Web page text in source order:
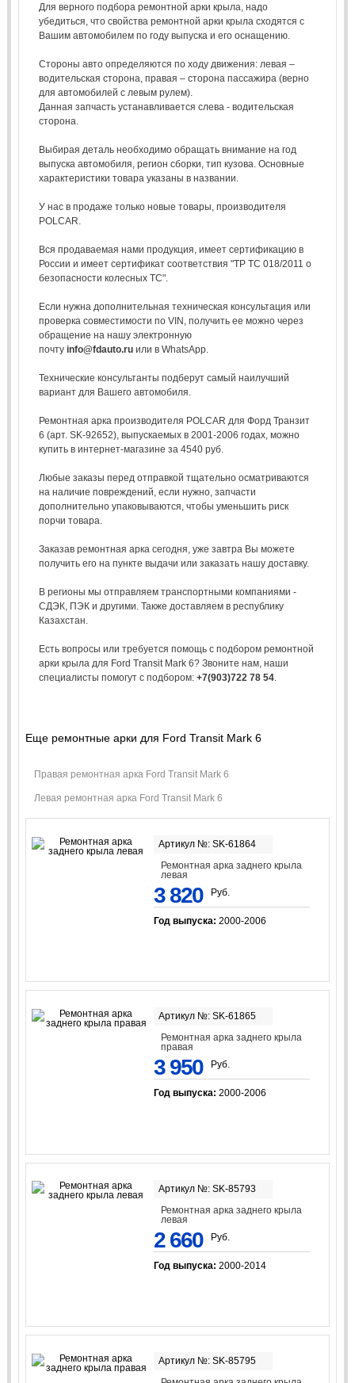
Для верного подбора ремонтной арки крыла, надо
убедиться, что свойства ремонтной арки крыла сходятся с
Вашим автомобилем по году выпуска и его оснащению.
Стороны авто определяются по ходу движения: левая –
водительская сторона, правая – сторона пассажира (верно
для автомобилей с левым рулем).
Данная запчасть устанавливается слева - водительская
сторона.
Выбирая деталь необходимо обращать внимание на год
выпуска автомобиля, регион сборки, тип кузова. Основные
характеристики товара указаны в названии.
У нас в продаже только новые товары, производителя
POLCAR.
Вся продаваемая нами продукция, имеет сертификацию в
России и имеет сертификат соответствия "ТР ТС 018/2011 о
безопасности колесных ТС".
Если нужна дополнительная техническая консультация или
проверка совместимости по VIN, получить ее можно через
обращение на нашу электронную
почту info@fdauto.ruили в WhatsApp.
Технические консультанты подберут самый наилучший
вариант для Вашего автомобиля.
Ремонтная арка производителя POLCAR для Форд Транзит
6 (арт. SK-92652), выпускаемых в 2001-2006 годах, можно
купить в интернет-магазине за 4540 руб.
Любые заказы перед отправкой тщательно осматриваются
на наличие повреждений, если нужно, запчасти
дополнительно упаковываются, чтобы уменьшить риск
порчи товара.
Заказав ремонтная арка сегодня, уже завтра Вы можете
получить его на пункте выдачи или заказать нашу доставку.
В регионы мы отправляем транспортными компаниями -
СДЭК, ПЭК и другими. Также доставляем в республику
Казахстан.
Есть вопросы или требуется помощь с подбором ремонтной
арки крыла для Ford Transit Mark 6? Звоните нам, наши
специалисты помогут с подбором: +7(903)722 78 54.
Еще ремонтные арки для Ford Transit Mark 6
Правая ремонтная арка Ford Transit Mark 6
Левая ремонтная арка Ford Transit Mark 6
Артикул №: SK-61864
Ремонтная арка заднего крыла
левая
3 820 Руб.
Год выпуска: 2000-2006
Артикул №: SK-61865
Ремонтная арка заднего крыла
правая
3 950 Руб.
Год выпуска: 2000-2006
Артикул №: SK-85793
Ремонтная арка заднего крыла
левая
2 660 Руб.
Год выпуска: 2000-2014
Артикул №: SK-85795